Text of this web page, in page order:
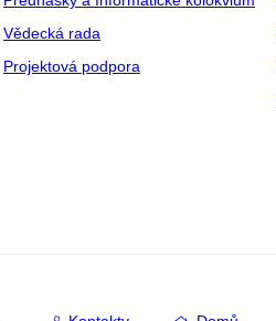
Vědecká rada
Projektová podpora